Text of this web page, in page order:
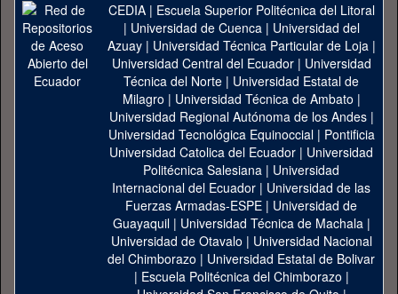
CEDIA| Escuela Superior Politécnica del Litoral
| Universidad de Cuenca| Universidad del
Azuay| Universidad Técnica Particular de Loja|
Universidad Central del Ecuador| Universidad
Técnica del Norte | Universidad Estatal de
Milagro | Universidad Técnica de Ambato |
Universidad Regional Autónoma de los Andes|
Universidad Tecnológica Equinoccial| Pontificia
Universidad Catolica del Ecuador | Universidad
Politécnica Salesiana | Universidad
Internacional del Ecuador | Universidad de las
Fuerzas Armadas-ESPE | Universidad de
Guayaquil| Universidad Técnica de Machala|
Universidad de Otavalo | Universidad Nacional
del Chimborazo | Universidad Estatal de Bolivar
| Escuela Politécnica del Chimborazo |